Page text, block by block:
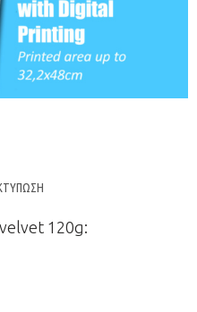
velvet 120g: